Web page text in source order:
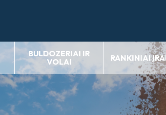
BULDOZERIAI IR
VOLAI
RANKINIAI